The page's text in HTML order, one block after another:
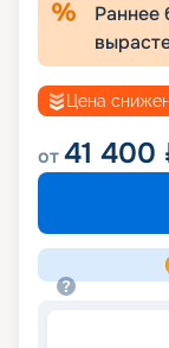
Раннее
Цена
от41 400